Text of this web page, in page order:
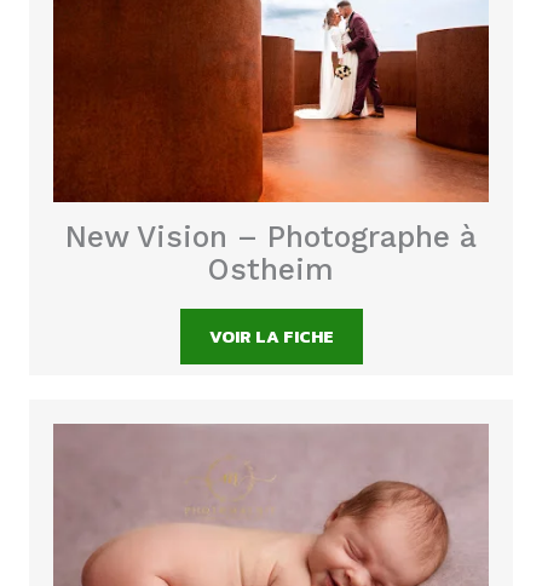
New Vision – Photographe à
Ostheim
VOIR LA FICHE